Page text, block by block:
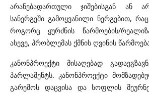
არანებადართული ჯიშებისგან ან
სანერგეში გამოყვანილი ნერგებით,
როგორც ყურძნის წარმოების/
ასევე, პრობლემას ქმნის ღვინის
კანონპროექტი მისაღებად
პარლამენტს. კანონპროექტი
გარემოს დაცვისა და სოფლის